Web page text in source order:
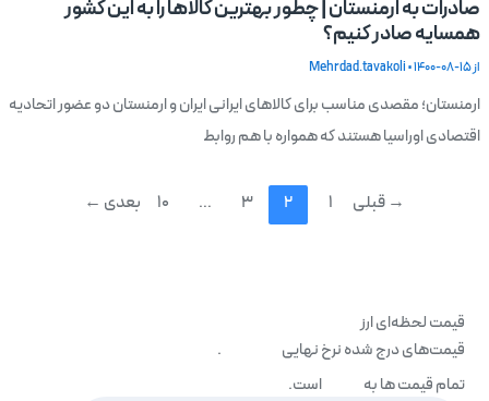
صادرات به ارمنستان | چطور بهترین کالاها را به این کشور
همسایه صادر کنیم؟
از Mehrdad.tavakoli•1400-08-15
ارمنستان؛ مقصدی مناسب برای کالاهای ایرانی ایران و ارمنستان دو عضور اتحادیه
اقتصادی اوراسیا هستند که همواره با هم روابط
→ قبلی 1
2
3
…
10 بعدی ←
قیمت لحظه‌ای ارز
قیمت‌های درج شده نرخ نهایی
.
تمام قیمت ها به
است.